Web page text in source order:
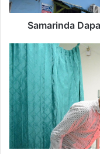
Samarinda
Perpanjangan
SIP
di
Bontang
Wajib
Lampirkan
Bukti
SKP,
DPMPTSP